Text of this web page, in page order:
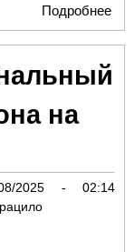
Подробнее
на
2025 - 02:14